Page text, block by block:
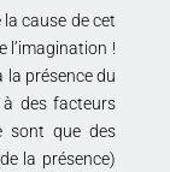
cause de cet
l’imagination !
la présence du
des facteurs
sont que des
la présence)